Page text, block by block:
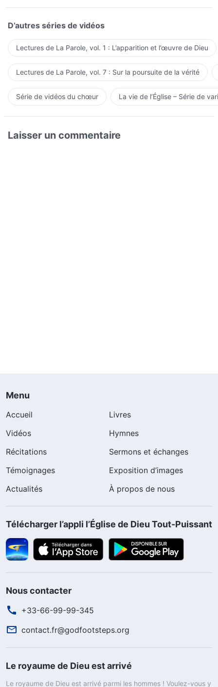
D’autres séries de vidéos
Lectures de La Parole, vol. 1 : L’apparition et l’œuvre de Dieu
Lectures de La Parole, vol. 7 : Sur la poursuite de la vérité
Série de vidéos du chœur La vie de l’Église – Série de
Laisser un commentaire
Menu
Accueil
Livres
Vidéos
Hymnes
Récitations
Sermons et échanges
Témoignages
Exposition d’images
Actualités
À propos de nous
Télécharger l’appli l’Église de Dieu Tout-Puissant
Nous contacter
+33-66-99-99-345
contact.fr@godfootsteps.org
Le royaume de Dieu est arrivé
Le royaume de Dieu est arrivé parmi les hommes ! Voulez-vous y